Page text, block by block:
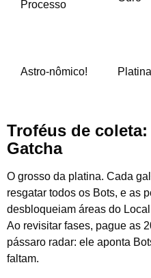
Processo
Astro-nômico! Platina
Troféus de
Gatcha
O grosso da platina. Cada
resgatar todos os Bots, e as
desbloqueiam áreas do
Ao revisitar fases, pague as
pássaro radar: ele aponta
faltam.